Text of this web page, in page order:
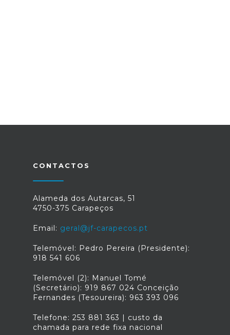
CONTACTOS
Alameda dos Autarcas, 51
4750-375 Carapeços
Email: geral@jf-carapecos.pt
Telemóvel: Pedro Pereira (Presidente):
918 541 606
Telemóvel (2): Manuel Tomé
(Secretário): 919 867 024 Conceição
Fernandes (Tesoureira): 963 393 096
Telefone: 253 881 363 | custo da
chamada para rede fixa nacional